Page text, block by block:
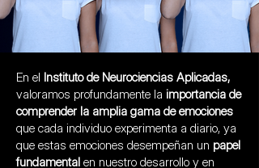
En el Instituto de Neurociencias Aplicadas,
valoramos profundamente la importancia de
comprender la amplia gama de emociones
que cada individuo experimenta a diario, ya
que estas emociones desempeñan un papel
fundamental en nuestro desarrollo y en